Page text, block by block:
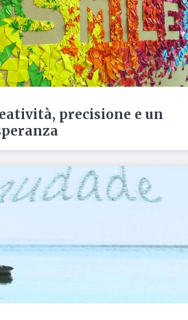
precisione e un